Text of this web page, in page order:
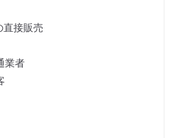
直接販売
業者